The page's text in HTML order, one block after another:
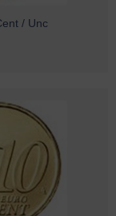
/ Unc